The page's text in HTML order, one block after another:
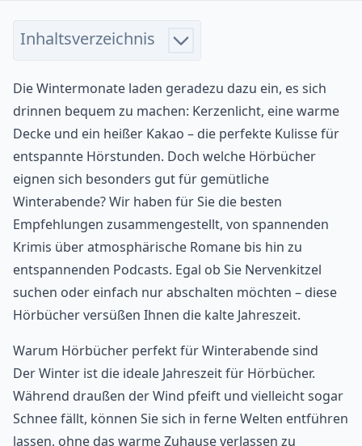
Die Wintermonate laden geradezu dazu ein, es sich
drinnen bequem zu machen: Kerzenlicht, eine warme
Decke und ein heißer Kakao – die perfekte Kulisse für
entspannte Hörstunden. Doch welche Hörbücher
eignen sich besonders gut für gemütliche
Winterabende? Wir haben für Sie die besten
Empfehlungen zusammengestellt, von spannenden
Krimis über atmosphärische Romane bis hin zu
entspannenden Podcasts. Egal ob Sie Nervenkitzel
suchen oder einfach nur abschalten möchten – diese
Hörbücher versüßen Ihnen die kalte Jahreszeit.
Warum Hörbücher perfekt für Winterabende sind
Der Winter ist die ideale Jahreszeit für Hörbücher.
Während draußen der Wind pfeift und vielleicht sogar
Schnee fällt, können Sie sich in ferne Welten entführen
lassen, ohne das warme Zuhause verlassen zu
Inhaltsverzeichnis